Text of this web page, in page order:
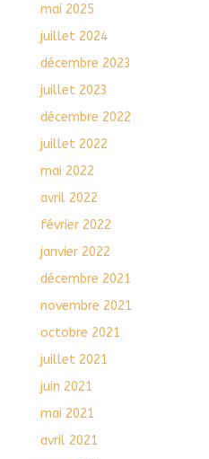
mai 2025
juillet 2024
décembre 2023
juillet 2023
décembre 2022
juillet 2022
mai 2022
avril 2022
février 2022
janvier 2022
décembre 2021
novembre 2021
octobre 2021
juillet 2021
juin 2021
mai 2021
avril 2021